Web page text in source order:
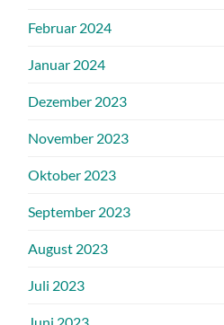
Februar 2024
Januar 2024
Dezember 2023
November 2023
Oktober 2023
September 2023
August 2023
Juli 2023